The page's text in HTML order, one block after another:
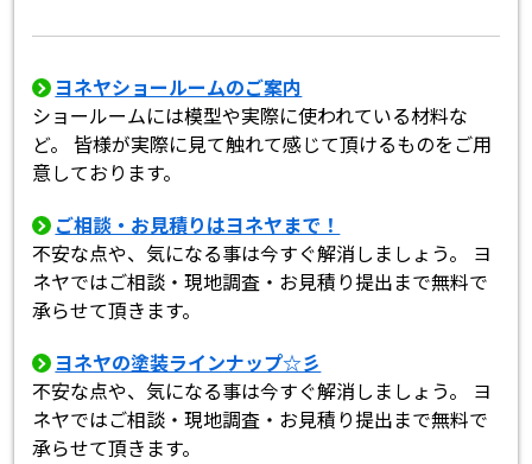
ヨネヤショールームのご案内
ショールームには模型や実際に使われている材料な
ど。 皆様が実際に見て触れて感じて頂けるものをご用
意しております。
ご相談・お見積りはヨネヤまで！
不安な点や、気になる事は今すぐ解消しましょう。 ヨ
ネヤではご相談・現地調査・お見積り提出まで無料で
承らせて頂きます。
ヨネヤの塗装ラインナップ☆彡
不安な点や、気になる事は今すぐ解消しましょう。 ヨ
ネヤではご相談・現地調査・お見積り提出まで無料で
承らせて頂きます。